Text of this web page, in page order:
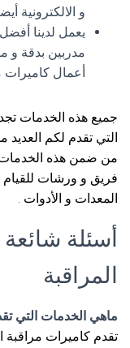
و الالكترونية
يعمل لدينا
مدربين بدقة و
أعمال كاميرات
جميع هذه الخدمات
التي تقدم لكم العديد
من ضمن هذه الخدمات
فريق و ورشات للقيام
المعدات و الأدوات .
أسئلة
المراقبة
ماهي الخدمات التي
تقدم كاميرات